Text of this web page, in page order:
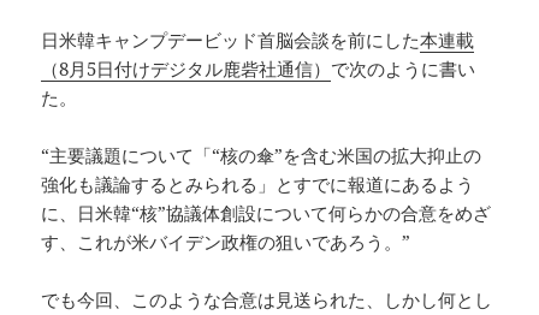
日米韓キャンプデービッド首脳会談を前にした本連載
（8月5日付けデジタル鹿砦社通信） で次のように書い
た。
“主要議題について「“核の傘”を含む米国の拡大抑止の
強化も議論するとみられる」とすでに報道にあるよう
に、日米韓“核”協議体創設について何らかの合意をめざ
す、これが米バイデン政権の狙いであろう。”
でも今回、このような合意は見送られた、しかし何とし